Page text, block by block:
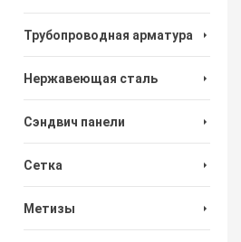
Трубопроводная арматура
Нержавеющая сталь
Сэндвич панели
Сетка
Метизы